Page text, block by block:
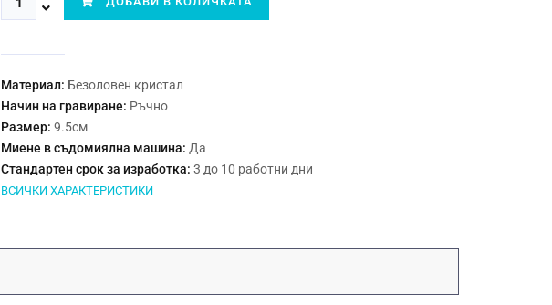
Материал: Безоловен кристал
Начин на гравиране: Ръчно
Размер: 9.5см
Миене в съдомиялна машина: Да
Стандартен срок за изработка: 3 до 10 работни дни
ВСИЧКИ ХАРАКТЕРИСТИКИ